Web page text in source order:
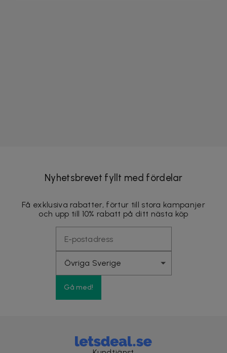
Nyhetsbrevet fyllt med fördelar
Få exklusiva rabatter, förtur till stora kampanjer
och upp till 10% rabatt på ditt nästa köp
Gå med!